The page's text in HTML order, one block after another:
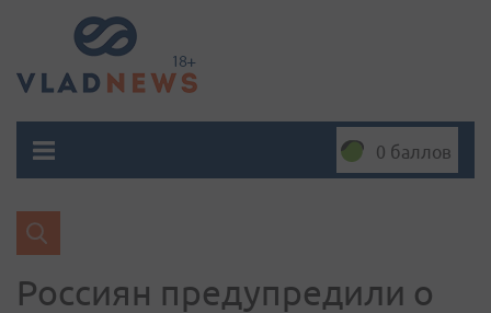
0 баллов
Россиян предупредили о